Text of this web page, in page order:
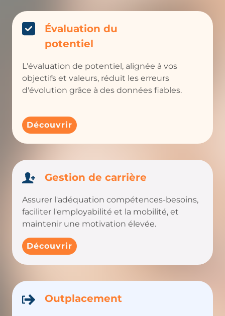
Évaluation du
potentiel
L'évaluation de potentiel, alignée à vos
objectifs et valeurs, réduit les erreurs
d'évolution grâce à des données fiables.
Découvrir
Gestion de carrière
Assurer l'adéquation compétences-besoins,
faciliter l'employabilité et la mobilité, et
maintenir une motivation élevée.
Découvrir
Outplacement